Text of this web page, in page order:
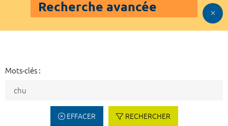
Recherche avancée
Mots-clés :
EFFACER RECHERCHER